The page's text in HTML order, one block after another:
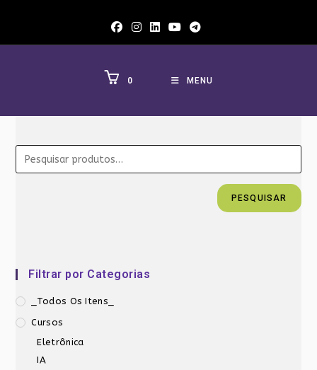
0 MENU
PESQUISAR
Filtrar por Categorias
_Todos Os Itens_
Cursos
Eletrônica
IA